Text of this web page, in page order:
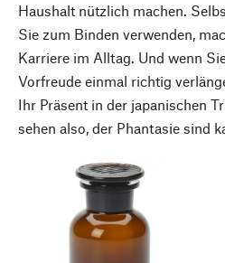
Haushalt nützlich machen.
Sie zum Binden verwenden,
Karriere im Alltag. Und wenn
Vorfreude einmal richtig
Ihr Präsent in der japanischen
sehen also, der Phantasie sind